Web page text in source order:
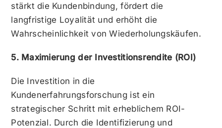
stärkt die Kundenbindung, fördert die
langfristige Loyalität und erhöht die
Wahrscheinlichkeit von Wiederholungskäufen.
5. Maximierung der Investitionsrendite (ROI)
Die Investition in die
Kundenerfahrungsforschung ist ein
strategischer Schritt mit erheblichem ROI-
Potenzial. Durch die Identifizierung und